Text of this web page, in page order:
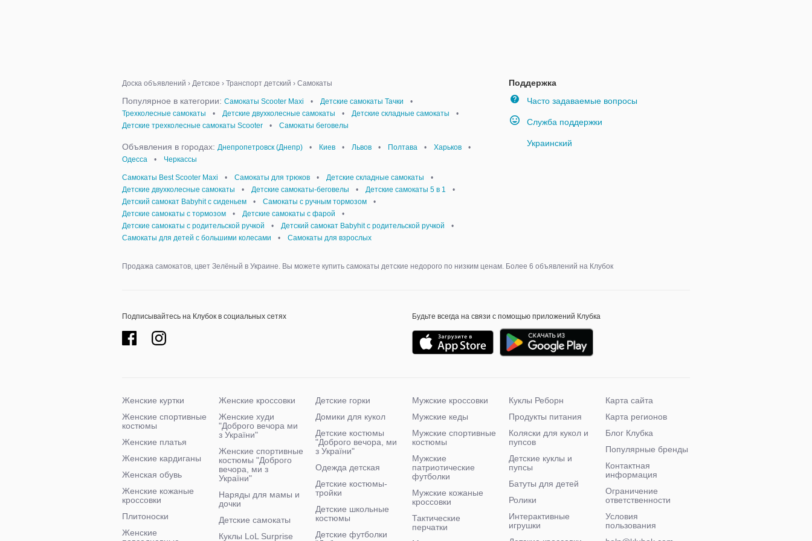
Поддержка
Часто задаваемые вопросы
Служба поддержки
Украинский
Доска объявлений › Детское › Транспорт детский › Самокаты
Популярное в категории: Самокаты Scooter Maxi • Детские самокаты Тачки
•
Трехколесные самокаты
• Детские двухколесные самокаты • Детские складные самокаты
•
Детские трехколесные самокаты Scooter
• Самокаты беговелы
Объявления в городах: Днепропетровск (Днепр) • Киев • Львов • Полтава • Харьков
•
Одесса
• Черкассы
Самокаты Best Scooter Maxi • Самокаты для трюков • Детские складные самокаты
•
Детские двухколесные самокаты
• Детские самокаты-беговелы • Детские самокаты 5 в 1
•
Детский самокат Babyhit с сиденьем
• Самокаты с ручным тормозом
•
Детские самокаты с тормозом
• Детские самокаты с фарой
•
Детские самокаты с родительской ручкой
• Детский самокат Babyhit с родительской ручкой
•
Самокаты для детей с большими колесами
• Самокаты для взрослых
Продажа самокатов, цвет Зелёный в Украине. Вы можете купить самокаты детские недорого по низким ценам. Более 6 объявлений на Клубок
Подписывайтесь на Клубок в социальных сетях Будьте всегда на связи с помощью приложений Клубка
Женские куртки
Женские спортивные
костюмы
Женские платья
Женские кардиганы
Женская обувь
Женские кожаные
кроссовки
Плитоноски
Женские
Женские кроссовки
Женские худи
"Доброго вечора ми
з України"
Женские спортивные
костюмы "Доброго
вечора, ми з
України"
Наряды для мамы и
дочки
Детские самокаты
Куклы LoL Surprise
Детские горки
Домики для кукол
Детские костюмы
"Доброго вечора, ми
з України"
Одежда детская
Детские костюмы-
тройки
Детские школьные
костюмы
Детские футболки
Мужские кроссовки
Мужские кеды
Мужские спортивные
костюмы
Мужские
патриотические
футболки
Мужские кожаные
кроссовки
Тактические
перчатки
Куклы Реборн
Продукты питания
Коляски для кукол и
пупсов
Детские куклы и
пупсы
Батуты для детей
Ролики
Интерактивные
игрушки
Карта сайта
Карта регионов
Блог Клубка
Популярные бренды
Контактная
информация
Ограничение
ответственности
Условия
пользования